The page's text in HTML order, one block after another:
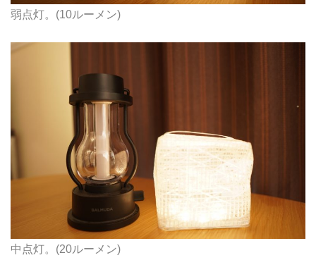
弱点灯。(10ルーメン)
中点灯。(20ルーメン)